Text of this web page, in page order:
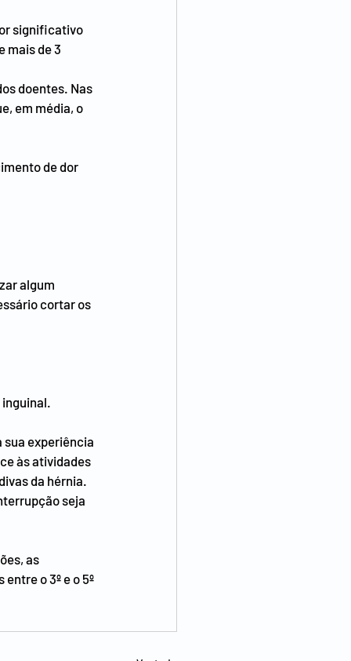
significativo
mais de 3
doentes. Nas
em média, o
de dor
algum
cortar os
sua experiência
às atividades
da hérnia.
seja
as
o 3º e o 5º